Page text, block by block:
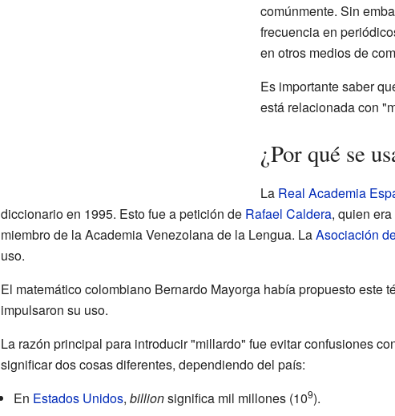
comúnmente. Sin
frecuencia en
en otros medios de
Es importante saber
está relacionada con
¿Por qué se
La Real Academia
diccionario en 1995. Esto fue a petición de Rafael Caldera, quien
miembro de la Academia Venezolana de la Lengua. LaAsociación
uso.
El matemático colombiano Bernardo Mayorga había propuesto este
impulsaron su uso.
La razón principal para introducir "millardo" fue evitar confusiones
significar dos cosas diferentes, dependiendo del país:
En Estados Unidos, billionsignifica mil millones (109).